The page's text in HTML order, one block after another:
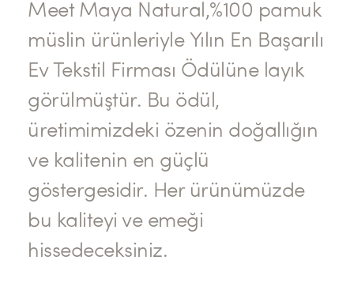
Meet Maya Natural,%100 pamuk
müslin ürünleriyle Yılın En Başarılı
Ev Tekstil Firması Ödülüne layık
görülmüştür. Bu ödül,
üretimimizdeki özenin doğallığın
ve kalitenin en güçlü
göstergesidir. Her ürünümüzde
bu kaliteyi ve emeği
hissedeceksiniz.